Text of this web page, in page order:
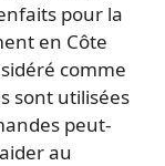
pour la
en Côte
comme
sont utilisées
peut-
au